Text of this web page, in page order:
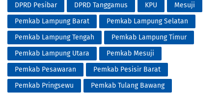
DPRD Pesibar
DPRD Tanggamus KPU
Mesuji
Pemkab Lampung Barat
Pemkab Lampung Selatan
Pemkab Lampung Tengah
Pemkab Lampung Timur
Pemkab Lampung Utara
Pemkab Mesuji
Pemkab Pesawaran
Pemkab Pesisir Barat
Pemkab Pringsewu
Pemkab Tulang Bawang